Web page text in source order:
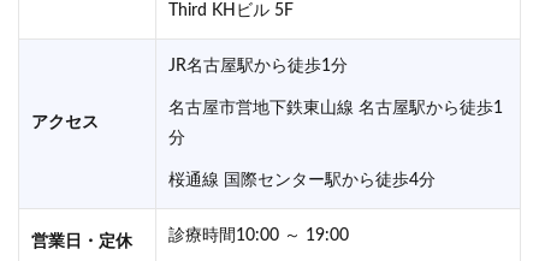
Third KHビル 5F
アクセス
JR名古屋駅から徒歩1分
名古屋市営地下鉄東山線 名古屋駅から徒歩1
分
桜通線 国際センター駅から徒歩4分
営業日・定休
診療時間10:00 ～ 19:00